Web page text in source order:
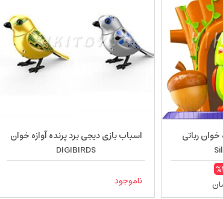
رباتی
اسباب بازی دیجی برد پرنده آوازه خوان
DIGIBIRDS
ناموجود